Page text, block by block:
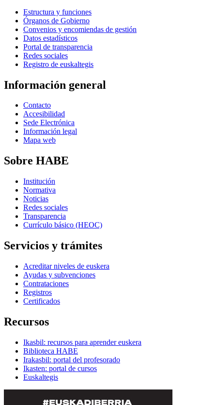
Estructura y funciones
Órganos de Gobierno
Convenios y encomiendas de gestión
Datos estadísticos
Portal de transparencia
Redes sociales
Registro de euskaltegis
Información general
Contacto
Accesibilidad
Sede Electrónica
Información legal
Mapa web
Sobre HABE
Institución
Normativa
Noticias
Redes sociales
Transparencia
Currículo básico (HEOC)
Servicios y trámites
Acreditar niveles de euskera
Ayudas y subvenciones
Contrataciones
Registros
Certificados
Recursos
Ikasbil: recursos para aprender euskera
Biblioteca HABE
Irakasbil: portal del profesorado
Ikasten: portal de cursos
Euskaltegis